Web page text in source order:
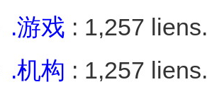
.游戏 : 1,257 liens.
.机构 : 1,257 liens.